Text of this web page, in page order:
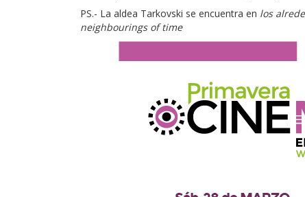
PS.- La aldea Tarkovski se encuentra en los
neighbourings of time